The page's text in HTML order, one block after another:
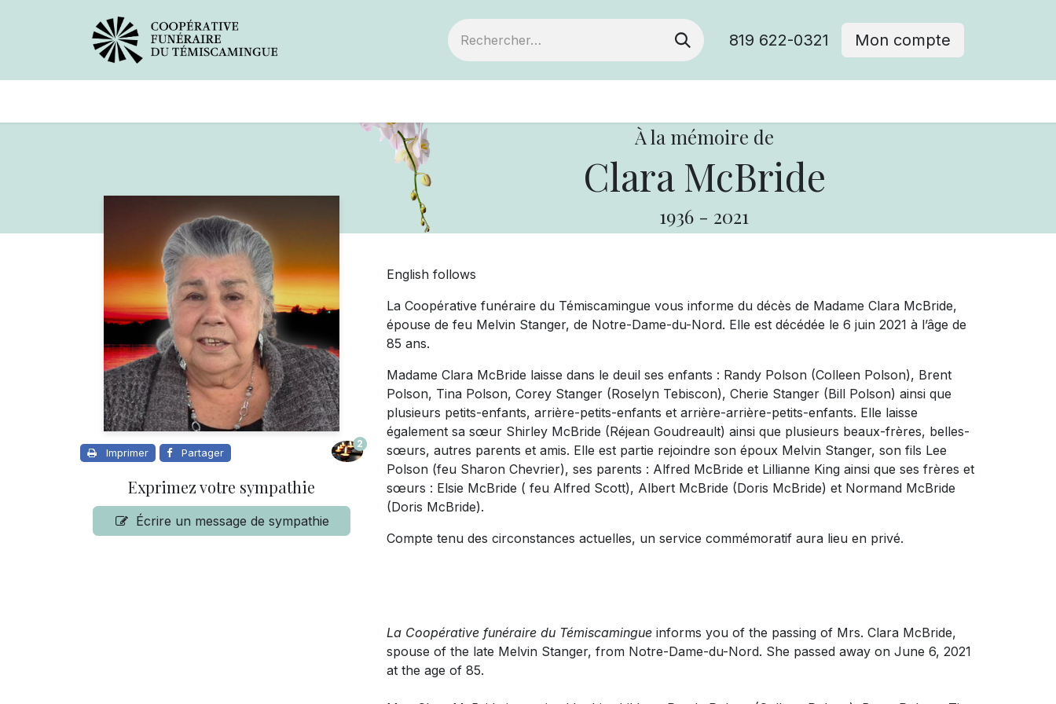
819 622-0321 Mon compte
À la mémoire de
Clara McBride
1936 - 2021
Imprimer Partager
2
Exprimez votre sympathie
Écrire un message de sympathie
English follows
La Coopérative funéraire du Témiscamingue vous informe du décès de Madame Clara McBride,
épouse de feu Melvin Stanger, de Notre-Dame-du-Nord. Elle est décédée le 6 juin 2021 à l’âge de
85 ans.
Madame Clara McBride laisse dans le deuil ses enfants : Randy Polson (Colleen Polson), Brent
Polson, Tina Polson, Corey Stanger (Roselyn Tebiscon), Cherie Stanger (Bill Polson) ainsi que
plusieurs petits-enfants, arrière-petits-enfants et arrière-arrière-petits-enfants. Elle laisse
également sa sœur Shirley McBride (Réjean Goudreault) ainsi que plusieurs beaux-frères, belles-
sœurs, autres parents et amis. Elle est partie rejoindre son époux Melvin Stanger, son fils Lee
Polson (feu Sharon Chevrier), ses parents : Alfred McBride et Lillianne King ainsi que ses frères et
sœurs : Elsie McBride ( feu Alfred Scott), Albert McBride (Doris McBride) et Normand McBride
(Doris McBride).
Compte tenu des circonstances actuelles, un service commémoratif aura lieu en privé.
La Coopérative funéraire du Témiscamingue informs you of the passing of Mrs. Clara McBride,
spouse of the late Melvin Stanger, from Notre-Dame-du-Nord. She passed away on June 6, 2021
at the age of 85.